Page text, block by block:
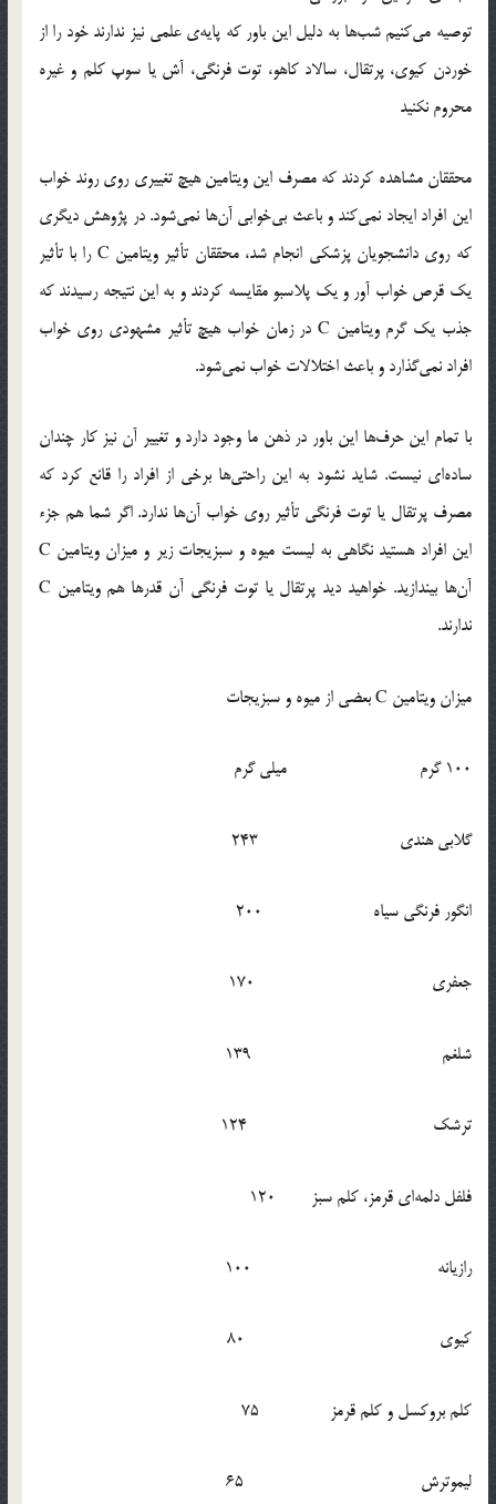
توصیه می‌کنیم شب‌ها به دلیل این باور که پایه‌ی علمی نیز ندارند خود را از
خوردن کیوی، پرتقال، سالاد کاهو، توت فرنگی، آش یا سوپ کلم و غیره
محروم نکنید
محققان مشاهده کردند که مصرف این ویتامین هیچ تغییری روی روند خواب
این افراد ایجاد نمی‌کند و باعث بی‌خوابی آن‌ها نمی‌شود. در پژوهش دیگری
که روی دانشجویان پزشکی انجام شد، محققان تأثیر ویتامین C را با تأثیر
یک قرص خواب آور و یک پلاسبو مقایسه کردند و به این نتیجه رسیدند که
جذب یک گرم ویتامین C در زمان خواب هیچ تأثیر مشهودی روی خواب
افراد نمی‌گذارد و باعث اختلالات خواب نمی‌شود.
با تمام این حرف‌ها این باور در ذهن ما وجود دارد و تغییر آن نیز کار چندان
ساده‌ای نیست. شاید نشود به این راحتی‌ها برخی از افراد را قانع کرد که
مصرف پرتقال یا توت فرنگی تأثیر روی خواب آن‌ها ندارد. اگر شما هم جزء
این افراد هستید نگاهی به لیست میوه و سبزیجات زیر و میزان ویتامین C
آن‌ها بیندازید. خواهید دید پرتقال یا توت فرنگی آن قدرها هم ویتامین C
ندارند.
میزان ویتامین C بعضی از میوه و سبزیجات
100 گرم میلی گرم
گلابی هندی 243
انگور فرنگی سیاه 200
جعفری 170
شلغم 139
ترشک 124
فلفل دلمه‌ای قرمز، کلم سبز 120
رازیانه 100
کیوی 80
کلم بروکسل و کلم قرمز 75
لیموترش 65